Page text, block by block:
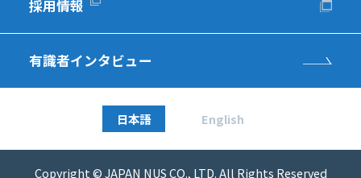
採用情報
有識者インタビュー
日本語 English
Copyright © JAPAN NUS CO., LTD. All Rights Reserved